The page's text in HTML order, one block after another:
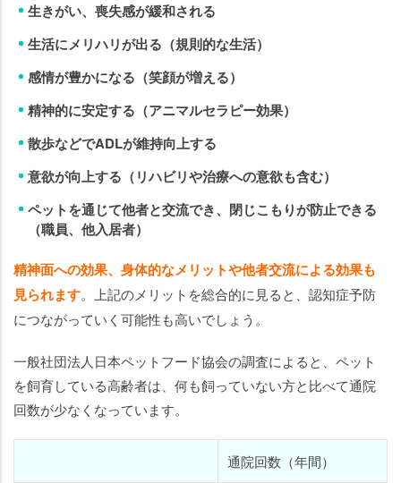
生きがい、喪失感が緩和される
生活にメリハリが出る（規則的な生活）
感情が豊かになる（笑顔が増える）
精神的に安定する（アニマルセラピー効果）
散歩などでADLが維持向上する
意欲が向上する（リハビリや治療への意欲も含む）
ペットを通じて他者と交流でき、閉じこもりが防止できる
（職員、他入居者）
精神面への効果、身体的なメリットや他者交流による効果も
見られます。上記のメリットを総合的に見ると、認知症予防
につながっていく可能性も高いでしょう。
一般社団法人日本ペットフード協会の調査によると、ペット
を飼育している高齢者は、何も飼っていない方と比べて通院
回数が少なくなっています。
通院回数（年間）